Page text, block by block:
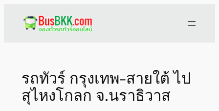
รถทัวร์ กรุงเทพ-สายใต้ ไป
สุไหงโกลก จ.นราธิวาส